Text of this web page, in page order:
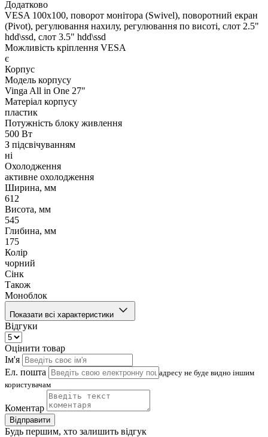
Додатково
VESA 100x100, поворот монітора (Swivel), поворотний екран
(Pivot), регулювання нахилу, регулювання по висоті, слот 2.5"
hdd\ssd, слот 3.5" hdd\ssd
Можливість кріплення VESA
є
Корпус
Модель корпусу
Vinga All in One 27"
Матеріал корпусу
пластик
Потужність блоку живлення
500 Вт
З підсвічуванням
ні
Охолодження
активне охолодження
Ширина, мм
612
Висота, мм
545
Глибина, мм
175
Колір
чорний
Сінк
Також
Моноблок
Показати всі характеристики
Відгуки
Оцінити товар
Ім'я
Ел. пошта
адресу не буде видно іншим
користувачам
Коментар
Відправити
Будь першим, хто залишить відгук